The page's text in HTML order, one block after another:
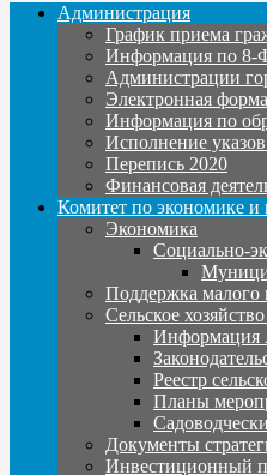
Администрация
График приема
Информация по 8-
Администрации
Электронная
Информация по
Исполнение
Перепись 2020
Финансовая
Комитет по экономике и
Экономика
Социально-
Поддержка малого
Сельское
Реестр
Планы
Документы
Инвестиционный